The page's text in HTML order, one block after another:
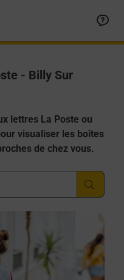
- Billy Sur
lettres La Poste ou
visualiser les boîtes
de chez vous.